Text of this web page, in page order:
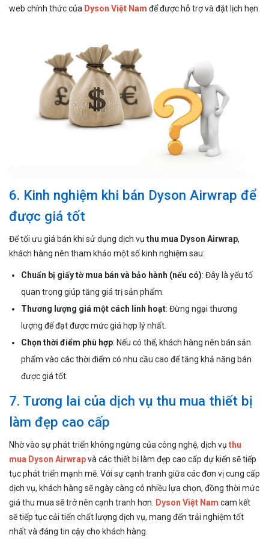
web chính thức của Dyson Việt Nam để được hỗ trợ và đặt lịch hẹn.
6. Kinh nghiệm khi bán Dyson Airwrap để
được giá tốt
Để tối ưu giá bán khi sử dụng dịch vụ thu mua Dyson Airwrap,
khách hàng nên tham khảo một số kinh nghiệm sau:
Chuẩn bị giấy tờ mua bán và bảo hành (nếu có): Đây là yếu tố
quan trọng giúp tăng giá trị sản phẩm.
Thương lượng giá một cách linh hoạt: Đừng ngại thương
lượng để đạt được mức giá hợp lý nhất.
Chọn thời điểm phù hợp: Nếu có thể, khách hàng nên bán sản
phẩm vào các thời điểm có nhu cầu cao để tăng khả năng bán
được giá tốt.
7. Tương lai của dịch vụ thu mua thiết bị
làm đẹp cao cấp
Nhờ vào sự phát triển không ngừng của công nghệ, dịch vụ thu
mua Dyson Airwrapvà các thiết bị làm đẹp cao cấp dự kiến sẽ tiếp
tục phát triển mạnh mẽ. Với sự cạnh tranh giữa các đơn vị cung cấp
dịch vụ, khách hàng sẽ ngày càng có nhiều lựa chọn, đồng thời mức
giá thu mua sẽ trở nên cạnh tranh hơn. Dyson Việt Nam cam kết
sẽ tiếp tục cải tiến chất lượng dịch vụ, mang đến trải nghiệm tốt
nhất và đáng tin cậy cho khách hàng.